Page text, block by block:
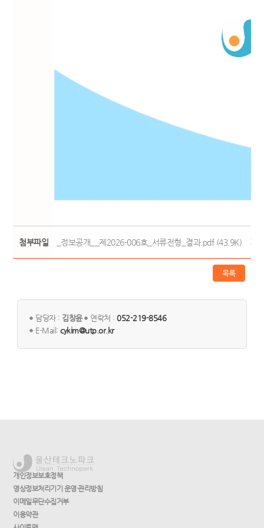
첨부파일 _정보공개__제2026-006호_서류전형_결과.pdf (43.9K) 개
목록
담당자 : 김창윤 연락처 :052-219-8546
E-Mail:cykim@utp.or.kr
개인정보보호정책
영상정보처리기기 운영·관리방침
이메일무단수집거부
이용약관